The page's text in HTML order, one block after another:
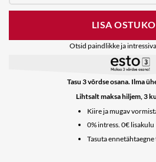
LISA
Otsid paindlikke ja
Tasu 3 võrdse osana. Ilma
Lihtsalt maksa hiljem, 3
Kiire ja mugav
0% intress. 0€ lisakulu
Tasuta